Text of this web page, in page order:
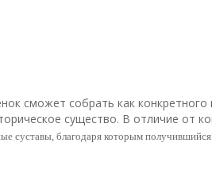
сможет собрать как
существо. В отличие от
суставы, благодаря которым